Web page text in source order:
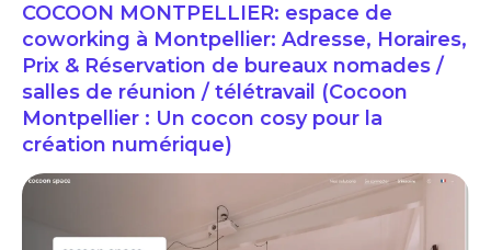
COCOON MONTPELLIER: espace de
coworking à Montpellier: Adresse, Horaires,
Prix & Réservation de bureaux nomades /
salles de réunion / télétravail (Cocoon
Montpellier : Un cocon cosy pour la
création numérique)